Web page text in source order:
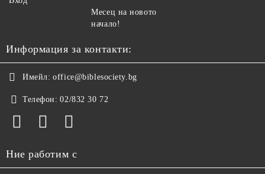
Месец на новото
начало!
Информация за контакти:
Имейл: office@biblesociety.bg
Телефон: 02/832 30 72
Ние работим с